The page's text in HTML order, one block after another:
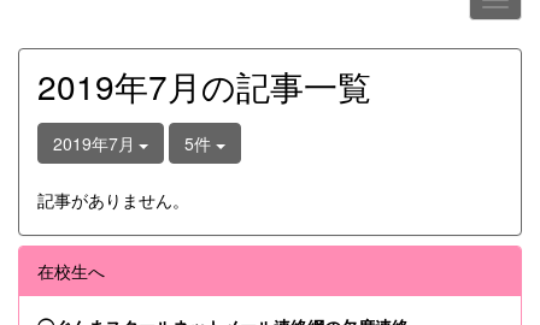
2019年7月の記事一覧
2019年7月 5件
記事がありません。
在校生へ